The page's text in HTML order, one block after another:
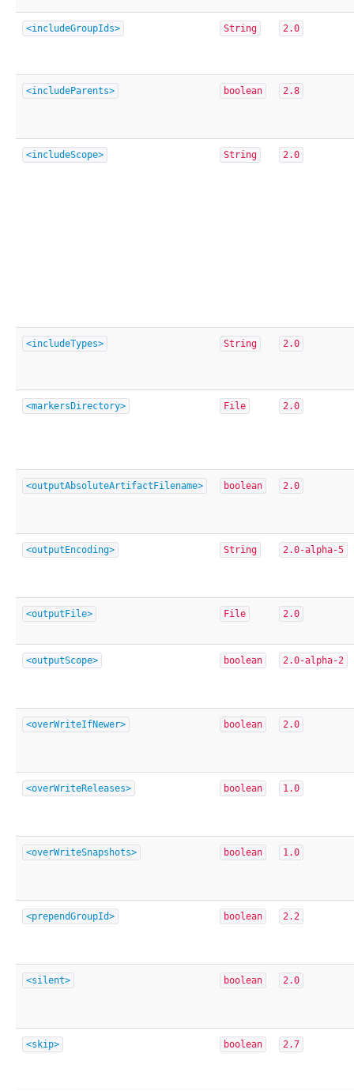
<includeGroupIds> String 2.0
<includeParents> boolean 2.8
<includeScope> String 2.0
<includeTypes> String 2.0
<markersDirectory> File 2.0
<outputAbsoluteArtifactFilename> boolean 2.0
<outputEncoding> String 2.0-alpha-5
<outputFile> File 2.0
<outputScope> boolean 2.0-alpha-2
<overWriteIfNewer> boolean 2.0
<overWriteReleases> boolean 1.0
<overWriteSnapshots> boolean 1.0
<prependGroupId> boolean 2.2
<silent> boolean 2.0
<skip> boolean 2.7